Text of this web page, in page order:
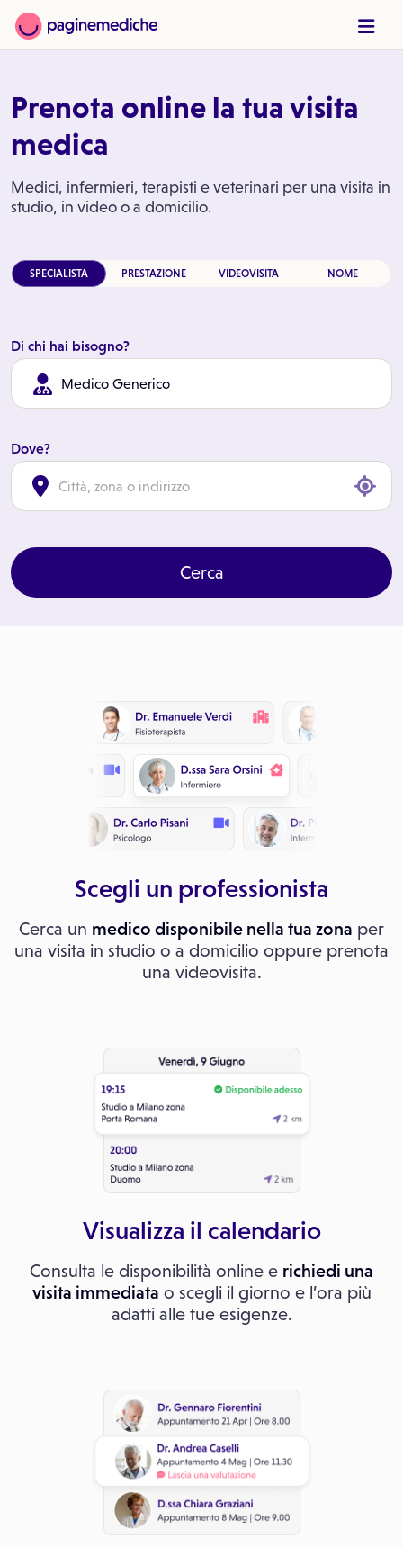
Prenota online la tua visita
medica
Medici, infermieri, terapisti e veterinari per una visita in
studio, in video o a domicilio.
SPECIALISTA PRESTAZIONE VIDEOVISITA NOME
Di chi hai bisogno?
Dove?
Cerca
Scegli un professionista
Cerca un medico disponibile nella tua zona per
una visita in studio o a domicilio oppure prenota
una videovisita.
Visualizza il calendario
Consulta le disponibilità online e richiedi una
visita immediata o scegli il giorno e l’ora più
adatti alle tue esigenze.